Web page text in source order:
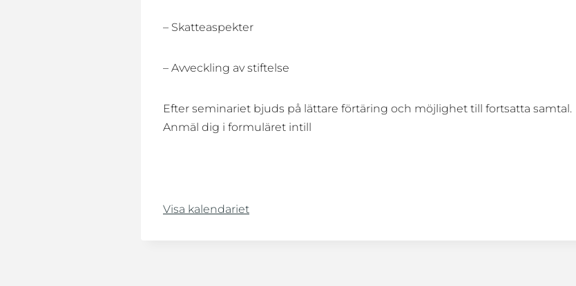
– Skatteaspekter
– Avveckling av stiftelse
Efter seminariet bjuds på lättare förtäring och möjlighet till fortsatta samtal.
Anmäl dig i formuläret intill
Visa kalendariet